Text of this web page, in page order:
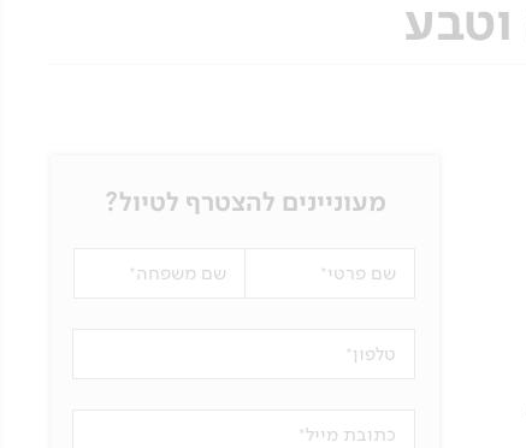
מעוניינים להצטרף לטיול?
שם פרטי שם משפחה
טלפון
כתובת מייל